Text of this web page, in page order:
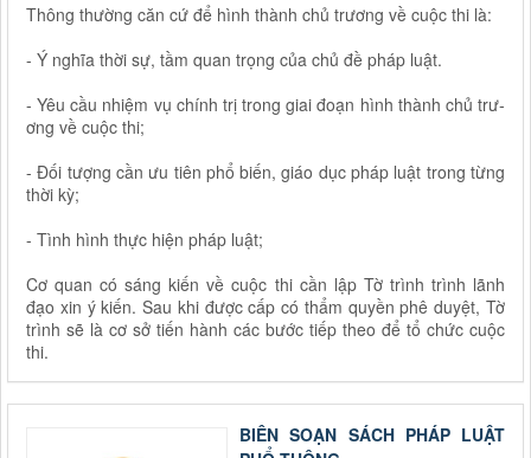
Thông th­ường căn cứ để hình thành chủ trư­ơng về cuộc thi là:
- Ý nghĩa thời sự, tầm quan trọng của chủ đề pháp luật.
- Yêu cầu nhiệm vụ chính trị trong giai đoạn hình thành chủ trư­
ơng về cuộc thi;
- Đối t­ượng cần ư­u tiên phổ biến, giáo dục pháp luật trong từng
thời kỳ;
- Tình hình thực hiện pháp luật;
Cơ quan có sáng kiến về cuộc thi cần lập Tờ trình trình lãnh
đạo xin ý kiến. Sau khi đ­ược cấp có thẩm quyền phê duyệt, Tờ
trình sẽ là cơ sở tiến hành các b­ước tiếp theo để tổ chức cuộc
thi.
BIÊN SOẠN SÁCH PHÁP LUẬT